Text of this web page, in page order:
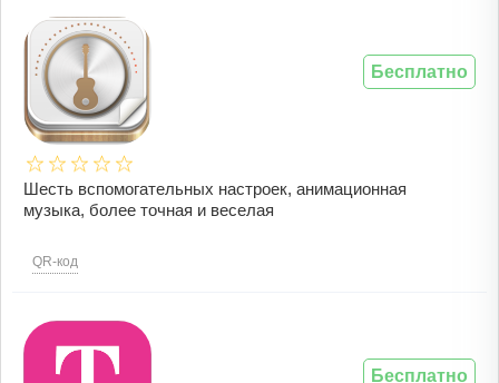
Шесть вспомогательных настроек, анимационная
музыка, более точная и веселая
QR-код
Бесплатно
Бесплатно